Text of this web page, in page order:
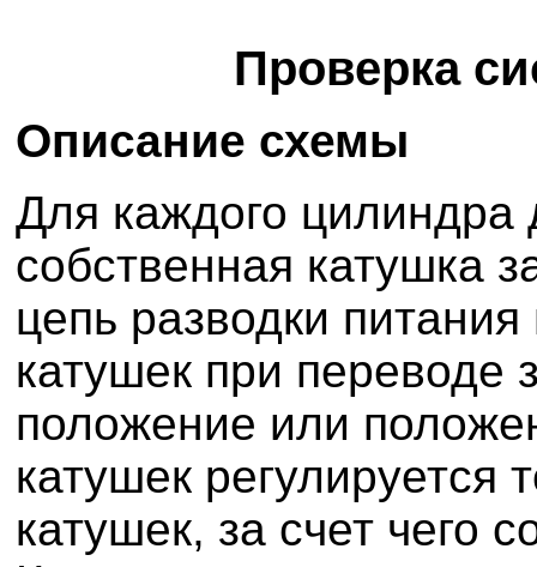
Проверка
Описание схемы
Для каждого цилиндра
собственная катушка
цепь разводки
катушек при переводе
положение или
катушек регулируется
катушек, за счет чего